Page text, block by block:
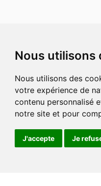
Nous
Nous utilisons des cookies et d'autres technologies de suivi pour améliorer
votre expérience de
contenu personnalisé
notre site et pour
J'accepte Je
recevoir nos nouvelles offres,
sur les ventes et les
vous désinscrire à tout moment.
ici notre politique de protection de vos